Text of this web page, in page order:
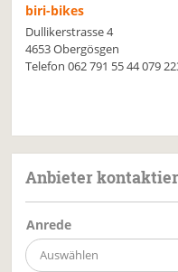
biri-bikes
Dullikerstrasse 4
4653 Obergösgen
Telefon062 791 55 44079
Anbieter
Anrede
Auswählen